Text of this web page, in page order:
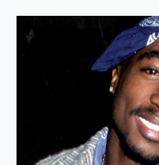
CARRIÈRE,
SUCCÈS
RICHESSE